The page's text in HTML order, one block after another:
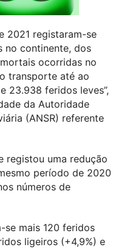
2021 registaram-se
no continente, dos
ocorridas no
transporte até ao
23.938 feridos leves”,
da Autoridade
(ANSR) referente
registou uma redução
período de 2020
números de
se mais 120 feridos
ligeiros (+4,9%) e